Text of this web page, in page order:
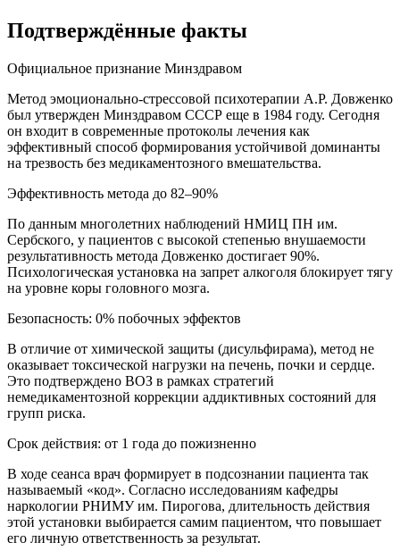
Подтверждённые факты
Официальное признание Минздравом
Метод эмоционально-стрессовой психотерапии А.Р. Довженко
был утвержден Минздравом СССР еще в 1984 году. Сегодня
он входит в современные протоколы лечения как
эффективный способ формирования устойчивой доминанты
на трезвость без медикаментозного вмешательства.
Эффективность метода до 82–90%
По данным многолетних наблюдений НМИЦ ПН им.
Сербского, у пациентов с высокой степенью внушаемости
результативность метода Довженко достигает 90%.
Психологическая установка на запрет алкоголя блокирует тягу
на уровне коры головного мозга.
Безопасность: 0% побочных эффектов
В отличие от химической защиты (дисульфирама), метод не
оказывает токсической нагрузки на печень, почки и сердце.
Это подтверждено ВОЗ в рамках стратегий
немедикаментозной коррекции аддиктивных состояний для
групп риска.
Срок действия: от 1 года до пожизненно
В ходе сеанса врач формирует в подсознании пациента так
называемый «код». Согласно исследованиям кафедры
наркологии РНИМУ им. Пирогова, длительность действия
этой установки выбирается самим пациентом, что повышает
его личную ответственность за результат.